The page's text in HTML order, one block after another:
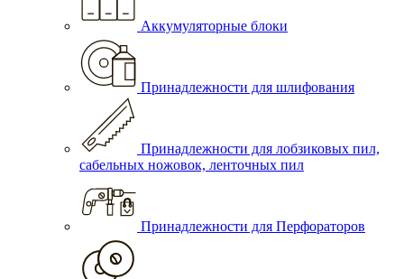
Аккумуляторные блоки
Принадлежности для шлифования
Принадлежности для лобзиковых пил,
сабельных ножовок, ленточных пил
Принадлежности для Перфораторов